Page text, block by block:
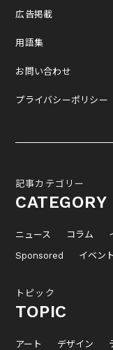
広告掲載
用語集
お問い合わせ
プライバシーポリシー
記事カテゴリー
CATEGORY
ニュース コラム
Sponsored
イベント
トピック
TOPIC
アート デザイン